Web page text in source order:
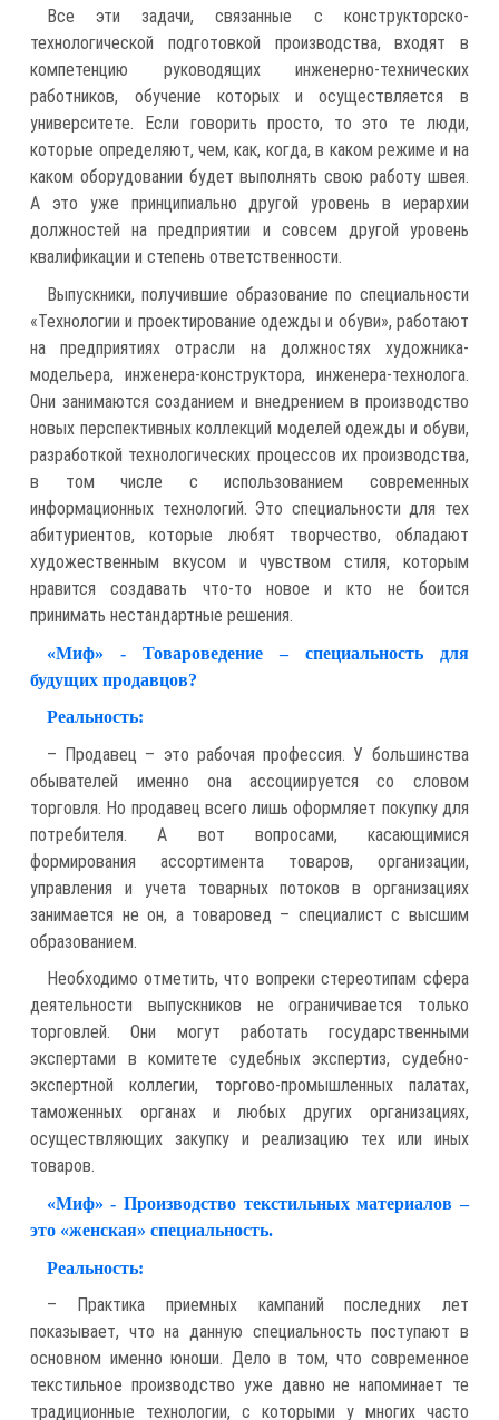
Все эти задачи, связанные с конструкторско-
технологической подготовкой производства, входят в
компетенцию руководящих инженерно-технических
работников, обучение которых и осуществляется в
университете. Если говорить просто, то это те люди,
которые определяют, чем, как, когда, в каком режиме и на
каком оборудовании будет выполнять свою работу швея.
А это уже принципиально другой уровень в иерархии
должностей на предприятии и совсем другой уровень
квалификации и степень ответственности.
Выпускники, получившие образование по специальности
«Технологии и проектирование одежды и обуви», работают
на предприятиях отрасли на должностях художника-
модельера, инженера-конструктора, инженера-технолога.
Они занимаются созданием и внедрением в производство
новых перспективных коллекций моделей одежды и обуви,
разработкой технологических процессов их производства,
в том числе с использованием современных
информационных технологий. Это специальности для тех
абитуриентов, которые любят творчество, обладают
художественным вкусом и чувством стиля, которым
нравится создавать что-то новое и кто не боится
принимать нестандартные решения.
«Миф» - Товароведение – специальность для
будущих продавцов?
Реальность:
– Продавец – это рабочая профессия. У большинства
обывателей именно она ассоциируется со словом
торговля. Но продавец всего лишь оформляет покупку для
потребителя. А вот вопросами, касающимися
формирования ассортимента товаров, организации,
управления и учета товарных потоков в организациях
занимается не он, а товаровед – специалист с высшим
образованием.
Необходимо отметить, что вопреки стереотипам сфера
деятельности выпускников не ограничивается только
торговлей. Они могут работать государственными
экспертами в комитете судебных экспертиз, судебно-
экспертной коллегии, торгово-промышленных палатах,
таможенных органах и любых других организациях,
осуществляющих закупку и реализацию тех или иных
товаров.
«Миф» - Производство текстильных материалов –
это «женская» специальность.
Реальность:
– Практика приемных кампаний последних лет
показывает, что на данную специальность поступают в
основном именно юноши. Дело в том, что современное
текстильное производство уже давно не напоминает те
традиционные технологии, с которыми у многих часто